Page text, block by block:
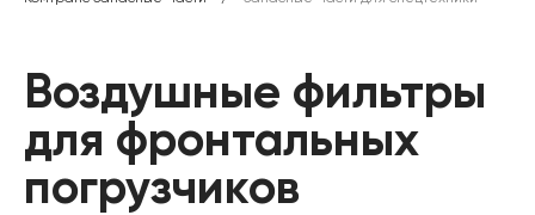
Воздушные фильтры
для фронтальных
погрузчиков